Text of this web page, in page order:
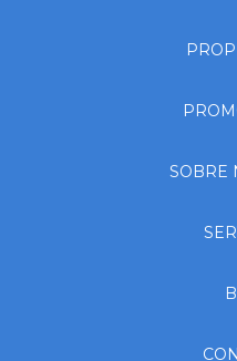
SOBRE